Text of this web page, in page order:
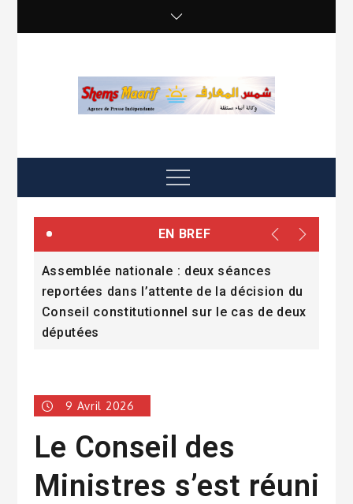
Menu
EN BREF
: deux séances
de la décision du
sur le cas de deux
Pendant que l’État annonce
citoyens réclament le présent
9 Avril 2026
Le Conseil des
Ministres s’est réuni